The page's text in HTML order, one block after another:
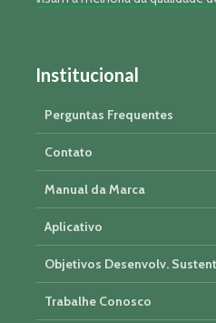
Institucional
Perguntas Frequentes
Contato
Manual da Marca
Aplicativo
Objetivos Desenvolv.
Trabalhe Conosco